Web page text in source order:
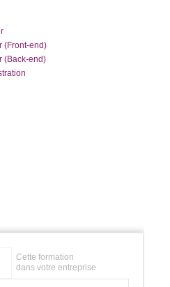
(Front-end)
(Back-end)
Cette formation
dans votre entreprise